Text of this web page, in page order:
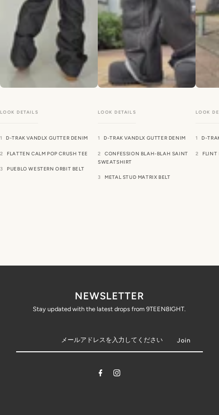
D-TRAK VANDLX GUTTER DENIM
FLATTEN CALM POP CRUSH TEE
PUEBLO WESTERN ORBIT BELT
D-TRAK VANDLX GUTTER DENIM
CONFESSION BLAH-BLAH SAINT
SWEATSHIRT
METAL STUD MATRIX BELT
D-
FLINT
NEWSLETTER
Stay updated with the latest drops from 9TEEN8IGHT.